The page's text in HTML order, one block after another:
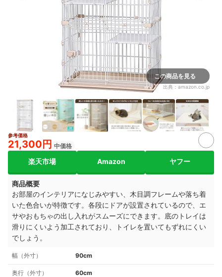
この商品を見る
出典： amazon.co.jp
参考価格
21,300円 中価格
楽天市場 Amazon ヤフー
商品概要
お部屋のインテリアになじみやすい、木目調フレームや落ち着
いた色合いが特徴です。各段にドアが設置されているので、エ
サやおもちゃの出し入れがスムーズにできます。底のトレイは
滑りにくいよう加工されており、トイレを置いてもずれにくい
でしょう。
幅（外寸） 90cm
奥行（外寸） 60cm